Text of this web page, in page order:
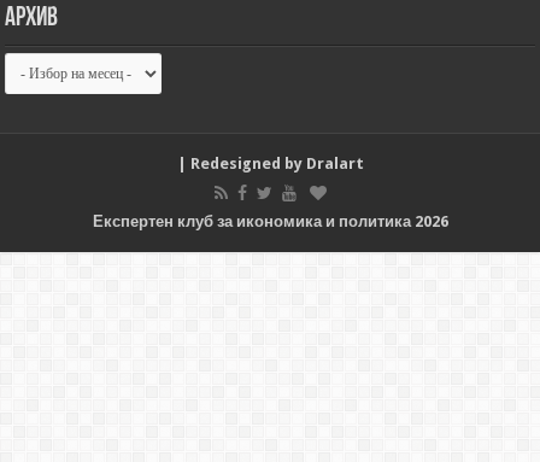
Архив
Архив
| Redesigned by Dralart
Експертен клуб за икономика и политика 2026